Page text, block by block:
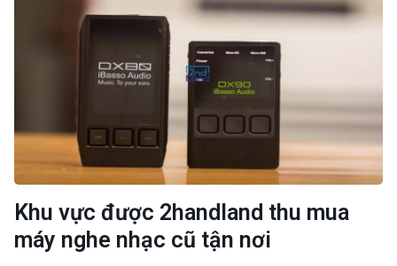
Khu vực được 2handland thu mua
máy nghe nhạc cũ tận nơi